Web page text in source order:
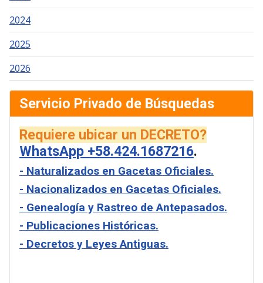
2024
2025
2026
Servicio Privado de Búsquedas
Requiere ubicar un DECRETO?
WhatsApp +58.424.1687216.
- Naturalizados en Gacetas Oficiales.
- Nacionalizados en Gacetas Oficiales.
- Genealogía y Rastreo de Antepasados.
- Publicaciones Históricas.
- Decretos y Leyes Antiguas.